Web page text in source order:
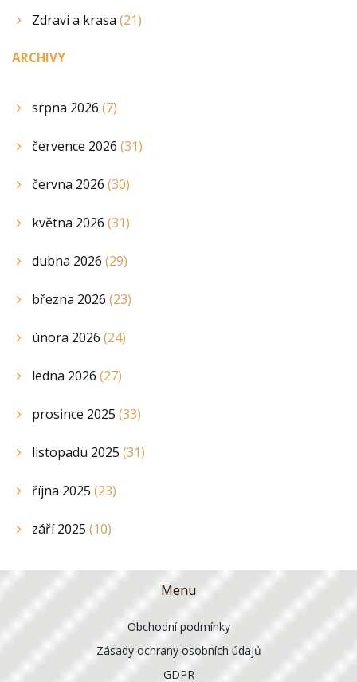
Zdravi a krasa (21)
ARCHIVY
srpna 2026 (7)
července 2026 (31)
června 2026 (30)
května 2026 (31)
dubna 2026 (29)
března 2026 (23)
února 2026 (24)
ledna 2026 (27)
prosince 2025 (33)
listopadu 2025 (31)
října 2025 (23)
září 2025 (10)
Menu
Obchodní podmínky
Zásady ochrany osobních údajů
GDPR